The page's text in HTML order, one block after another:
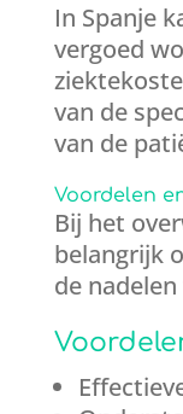
In Spanje
vergoed
van de
van de
Voordelen
Bij het
belangrijk
de